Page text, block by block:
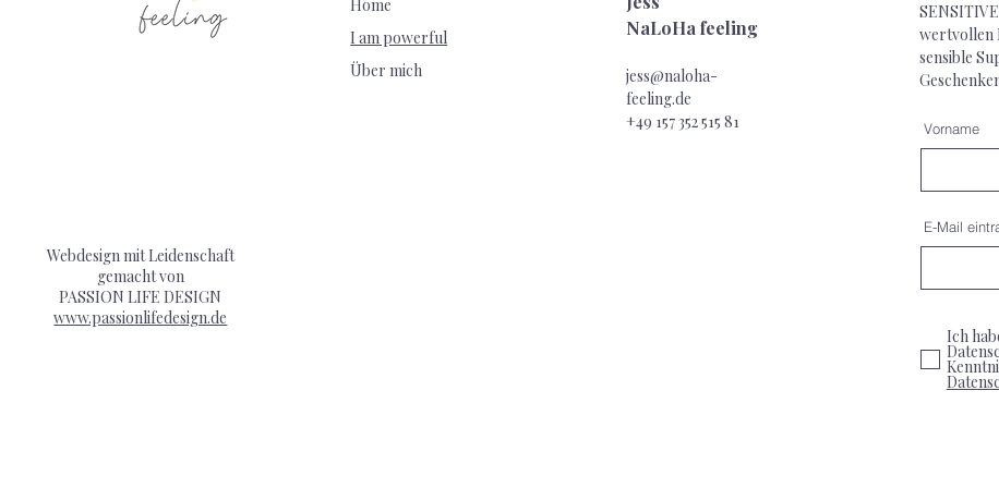
Webdesign mit Leidenschaft
gemacht von
PASSION LIFE DESIGN
www.passionlifedesign.de
Home
I am powerful
Über mich
NaLoHa feeling
jess@naloha-
feeling.de
+49 157 352 515 81
wertvollen
sensible
Vorname
E-Mail
Ich